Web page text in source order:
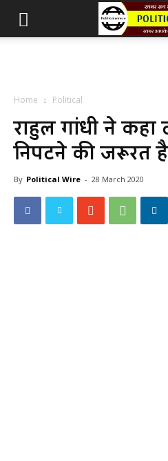
Home Political
राहुल गांधी ने
निपटने की जरूरत है
By Political Wire - 28 March 2020